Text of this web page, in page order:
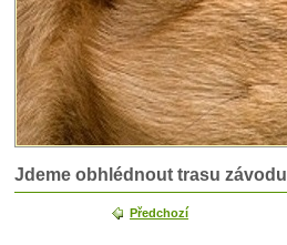
Jdeme obhlédnout trasu závodu
Předchozí